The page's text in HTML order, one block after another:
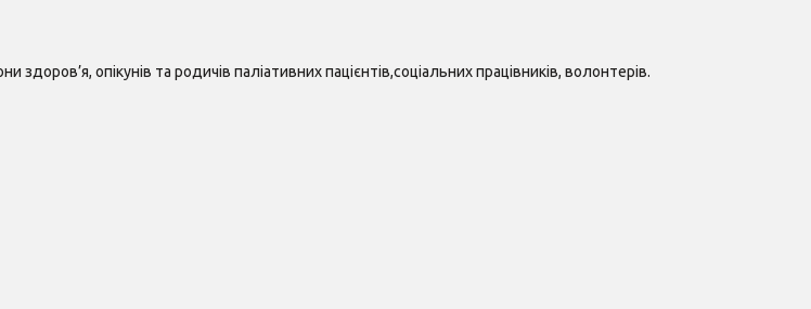
опікунів та родичів паліативних пацієнтів,соціальних працівників, волонтерів.